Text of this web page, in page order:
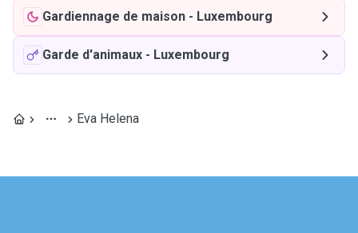
Gardiennage de maison - Luxembourg
Garde d'animaux - Luxembourg
Eva Helena